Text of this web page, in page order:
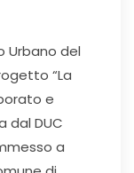
Urbano del
“La
e
dal DUC
a